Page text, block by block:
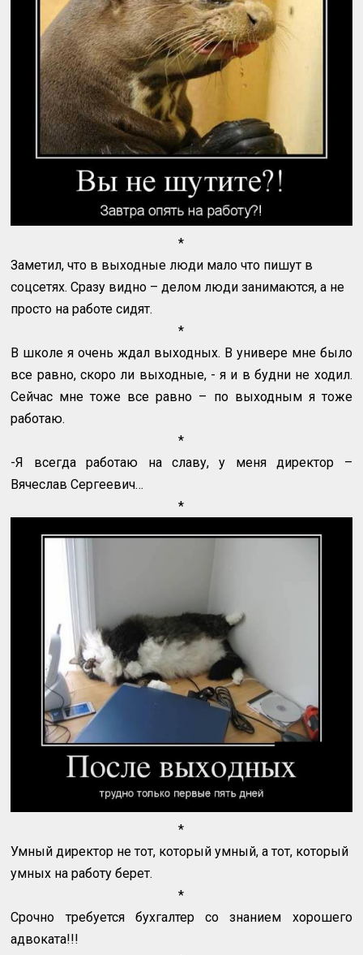
*
Заметил, что в выходные люди мало что пишут в
соцсетях. Сразу видно – делом люди занимаются, а не
просто на работе сидят.
*
В школе я очень ждал выходных. В универе мне было
все равно, скоро ли выходные, - я и в будни не ходил.
Сейчас мне тоже все равно – по выходным я тоже
работаю.
*
-Я всегда работаю на славу, у меня директор –
Вячеслав Сергеевич…
*
*
Умный директор не тот, который умный, а тот, который
умных на работу берет.
*
Срочно требуется бухгалтер со знанием хорошего
адвоката!!!